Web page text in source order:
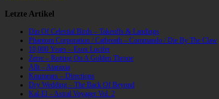
Letzte Artikel
Din Of Celestial Birds – Takeoffs & Landings
Phantom Corporation / Catbreath – Commando / Die By The Claw
10,000 Years – Esox Lucifer
Zerre – Rotting On A Golden Throne
Allt – Ataraxia
Knumears – Directions
Dry Wedding – The Back Of Beyond
Kal-El – Astral Voyager Vol. 2